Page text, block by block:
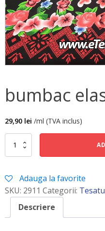
bumbac
29,90 lei /ml (TVA inclus)
Cantitate
bumbac
Adauga la favorite
SKU: 2911 Categorii:
Descriere